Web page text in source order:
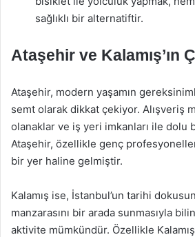
sağlıklı bir alternatiftir.
Ataşehir ve Kalamış’ın
Ataşehir, modern yaşamın
semt olarak dikkat çekiyor. Alışveriş
olanaklar ve iş yeri imkanları ile dolu
Ataşehir, özellikle genç
bir yer haline gelmiştir.
Kalamış ise, İstanbul’un tarihi
manzarasını bir arada sunmasıyla
aktivite mümkündür. Özellikle